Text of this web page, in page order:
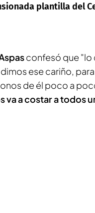
plantilla del
confesó que "lo
ese cariño,
de él poco a
va a costar a todos